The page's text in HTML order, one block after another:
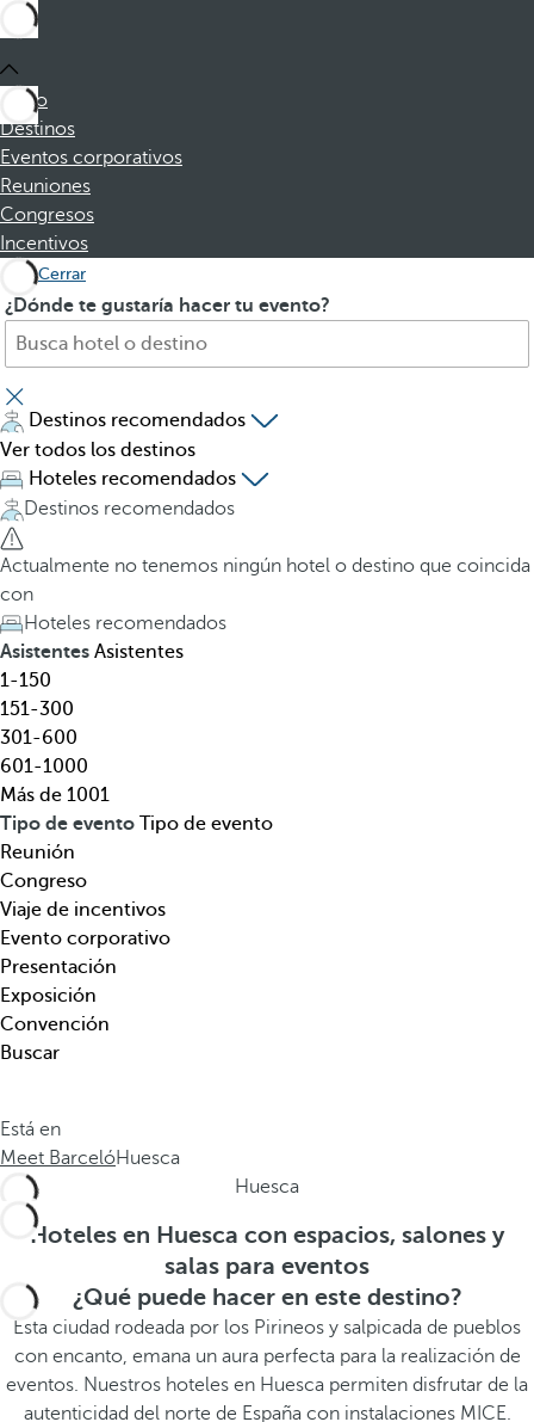
Inicio
Destinos
Eventos corporativos
Reuniones
Congresos
Incentivos
Cerrar
¿Dónde te gustaría hacer tu evento?
B
s
q
u
e
h
o
t
e
l
,
d
e
s
t
i
n
o
,
t
e
m
á
t
i
c
.
.
A
p
u
l
s
a
r
l
a
t
e
c
l
a
d
e
f
l
e
c
h
a
h
a
c
i
b
a
r
Destinos recomendados
Ver todos los destinos
Hoteles recomendados
Destinos recomendados
Actualmente no tenemos ningún hotel o destino que coincida
con
Hoteles recomendados
Asistentes Asistentes
1-150
151-300
301-600
601-1000
Más de 1001
Tipo de evento Tipo de evento
Reunión
Congreso
Viaje de incentivos
Evento corporativo
Presentación
Exposición
Convención
Buscar
Está en
Meet BarcelóHuesca
Huesca
Hoteles en Huesca con espacios, salones y
salas para eventos
¿Qué puede hacer en este destino?
Esta ciudad rodeada por los Pirineos y salpicada de pueblos
con encanto, emana un aura perfecta para la realización de
eventos. Nuestros hoteles en Huesca permiten disfrutar de la
autenticidad del norte de España con instalaciones MICE.